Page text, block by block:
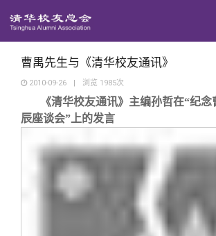
地区联络
年级联络
院系校友工作
专业委员会
回馈母校
捐赠项目
捐赠新闻
捐赠纪事
媒体平台
《清华校友通讯》
《水木清华》
百年清华
清华人物
曹禺先生与《清华校友通讯》
2010-09-26 | 浏览 1985次
《清华校友通讯》主编孙哲在“纪
辰座谈会”上的发言